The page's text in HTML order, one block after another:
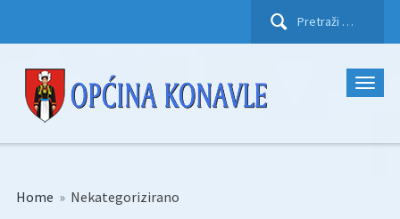
Pretraži:
Home » Nekategorizirano